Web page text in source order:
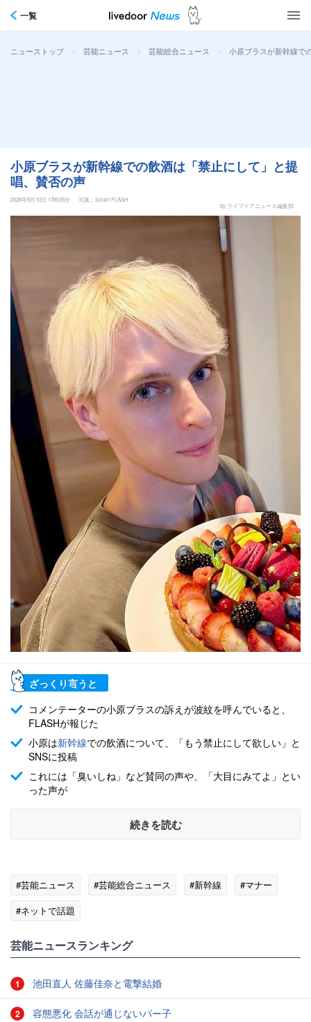
一覧
ニューストップ > 芸能ニュース > 芸能総合ニュース > 小原ブラスが新幹線で
小原ブラスが新幹線での飲酒は「禁止にして」と提
唱、賛否の声
2026年5月10日 17時35分
写真：Smart FLASH
by ライブドアニュース編集部
ざっくり言うと
コメンテーターの小原ブラスの訴えが波紋を呼んでいると、
FLASHが報じた
小原は新幹線での飲酒について、「もう禁止にして欲しい」と
SNSに投稿
これには「臭いしね」など賛同の声や、「大目にみてよ」とい
った声が
続きを読む
#芸能ニュース #芸能総合ニュース #新幹線
#マナー
#ネットで話題
芸能ニュースランキング
1 池田直人 佐藤佳奈と電撃結婚
2 容態悪化 会話が通じないパー子